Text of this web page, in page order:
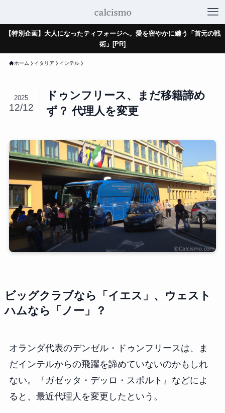
【特別企画】大人になったティフォージへ。愛を密やかに纏う「首元の戦
術」[PR]
ホーム イタリア インテル
ドゥンフリース、まだ移籍諦め
ず？ 代理人を変更
2025
12/12
ビッグクラブなら「イエス」、ウェスト
ハムなら「ノー」？
オランダ代表のデンゼル・ドゥンフリースは、ま
だインテルからの飛躍を諦めていないのかもしれ
ない。『ガゼッタ・デッロ・スポルト』などによ
ると、最近代理人を変更したという。